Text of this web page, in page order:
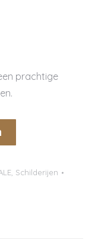
prachtige
Schilderijen